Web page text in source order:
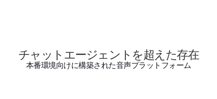
チャットエージェントを超えた存在
本番環境向けに構築された音声プラットフォーム